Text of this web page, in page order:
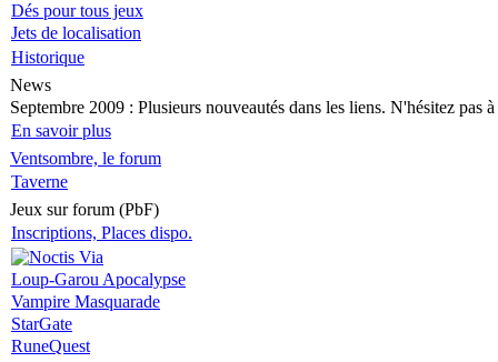
Dés pour tous jeux
Jets de localisation
Historique
News
Septembre 2009 : Plusieurs nouveautés dans les liens. N'hésitez pas
En savoir plus
Ventsombre, le forum
Taverne
Jeux sur forum (PbF)
Inscriptions, Places dispo.
Loup-Garou Apocalypse
Vampire Masquarade
StarGate
RuneQuest